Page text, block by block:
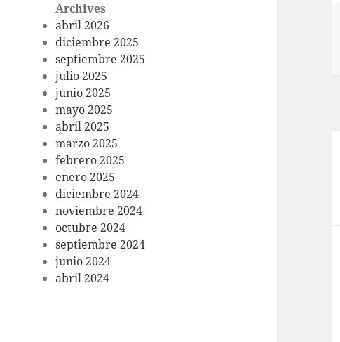
Archives
abril 2026
diciembre 2025
septiembre 2025
julio 2025
junio 2025
mayo 2025
abril 2025
marzo 2025
febrero 2025
enero 2025
diciembre 2024
noviembre 2024
octubre 2024
septiembre 2024
junio 2024
abril 2024